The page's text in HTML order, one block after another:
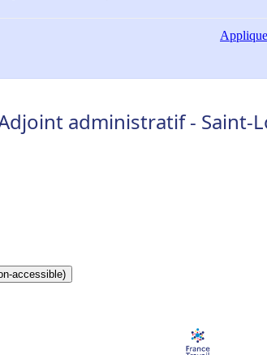
administratif - Saint-
accessible)